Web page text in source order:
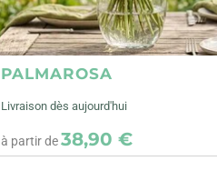
PALMAROSA
Livraison dès aujourd'hui
à partir de38,90 €